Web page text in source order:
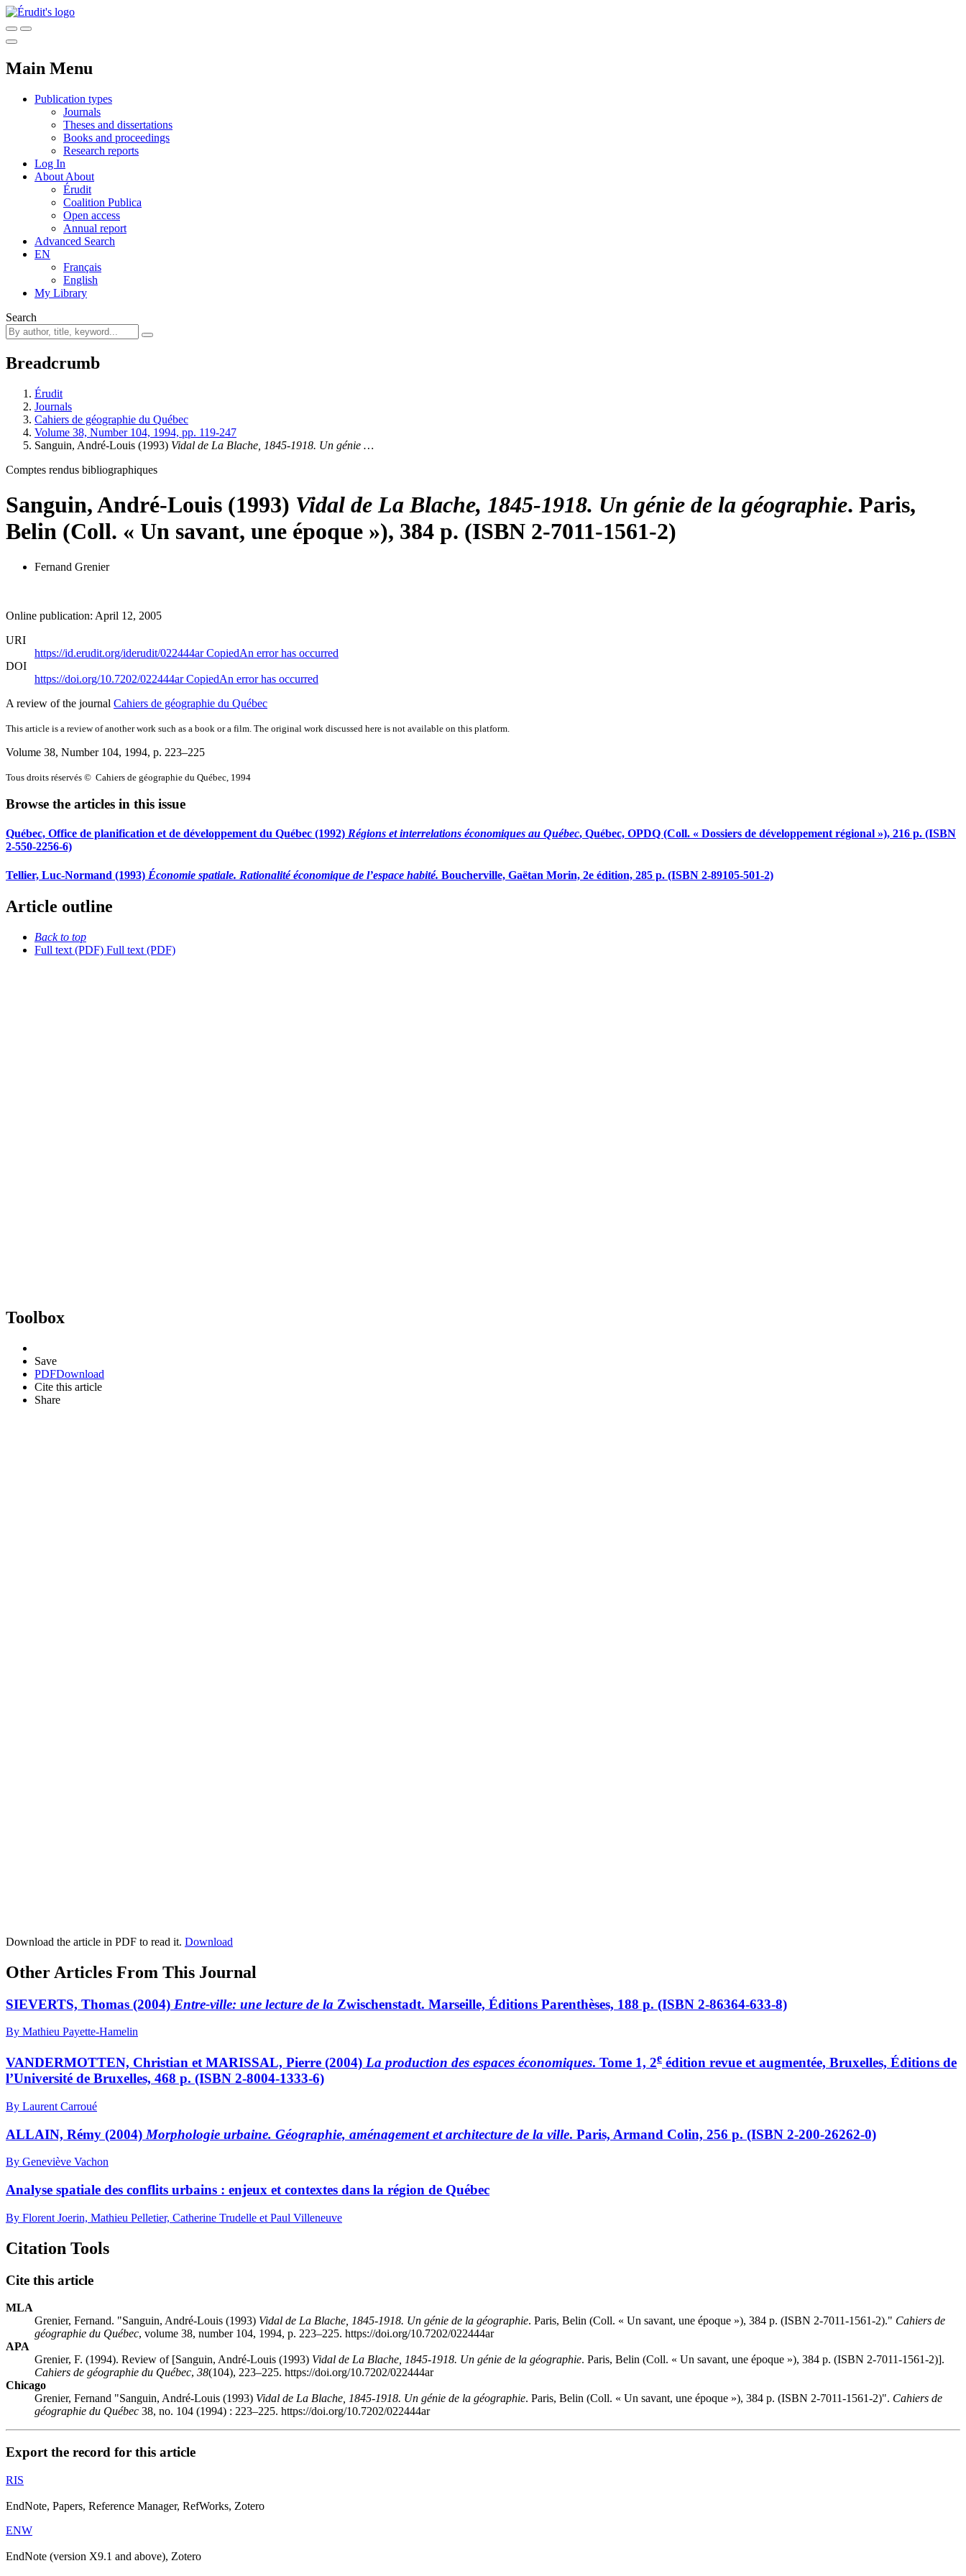
Main Menu
Publication types
Journals
Theses and dissertations
Books and proceedings
Research reports
Log In
About About
Érudit
Coalition Publica
Open access
Annual report
Advanced Search
EN
Français
English
My Library
Search
Breadcrumb
Érudit
Journals
Cahiers de géographie du Québec
Volume 38, Number 104, 1994, pp. 119-247
Sanguin, André-Louis (1993) Vidal de La Blache, 1845-1918. Un génie …
Comptes rendus bibliographiques
Sanguin, André-Louis (1993) Vidal de La Blache, 1845-1918. Un génie de la géographie. Paris,
Belin (Coll. « Un savant, une époque »), 384 p. (ISBN 2-7011-1561-2)
Fernand Grenier
Online publication: April 12, 2005
URI
https://id.erudit.org/iderudit/022444arCopiedAn error has occurred
DOI
https://doi.org/10.7202/022444arCopiedAn error has occurred
A review of the journal Cahiers de géographie du Québec
This article is a review of another work such as a book or a film. The original work discussed here is not available on this platform.
Volume 38, Number 104, 1994, p. 223–225
Tous droits réservés © Cahiers de géographie du Québec, 1994
Browse the articles in this issue
Québec, Office de planification et de développement du Québec (1992) Régions et interrelations économiques au Québec, Québec, OPDQ (Coll. « Dossiers de développement régional »), 216 p. (ISBN
2-550-2256-6)
Tellier, Luc-Normand (1993) Économie spatiale. Rationalité économique de l’espace habité. Boucherville, Gaëtan Morin, 2e édition, 285 p. (ISBN 2-89105-501-2)
Article outline
Back to top
Full text (PDF) Full text (PDF)
Toolbox
Save
PDFDownload
Cite this article
Share
Download the article in PDF to read it. Download
Other Articles From This Journal
SIEVERTS, Thomas (2004) Entre-ville: une lecture de la Zwischenstadt. Marseille, Éditions Parenthèses, 188 p. (ISBN 2-86364-633-8)
By Mathieu Payette-Hamelin
VANDERMOTTEN, Christian et MARISSAL, Pierre (2004) La production des espaces économiques. Tome 1, 2e édition revue et augmentée, Bruxelles, Éditions de
l’Université de Bruxelles, 468 p. (ISBN 2-8004-1333-6)
By Laurent Carroué
ALLAIN, Rémy (2004) Morphologie urbaine. Géographie, aménagement et architecture de la ville. Paris, Armand Colin, 256 p. (ISBN 2-200-26262-0)
By Geneviève Vachon
Analyse spatiale des conflits urbains : enjeux et contextes dans la région de Québec
By Florent Joerin, Mathieu Pelletier, Catherine Trudelle et Paul Villeneuve
Citation Tools
Cite this article
MLA
Grenier, Fernand. "Sanguin, André-Louis (1993) Vidal de La Blache, 1845-1918. Un génie de la géographie. Paris, Belin (Coll. « Un savant, une époque »), 384 p. (ISBN 2-7011-1561-2)." Cahiers de
géographie du Québec, volume 38, number 104, 1994, p. 223–225. https://doi.org/10.7202/022444ar
APA
Grenier, F. (1994). Review of [Sanguin, André-Louis (1993) Vidal de La Blache, 1845-1918. Un génie de la géographie. Paris, Belin (Coll. « Un savant, une époque »), 384 p. (ISBN 2-7011-1561-2)].
Cahiers de géographie du Québec, 38(104), 223–225. https://doi.org/10.7202/022444ar
Chicago
Grenier, Fernand "Sanguin, André-Louis (1993) Vidal de La Blache, 1845-1918. Un génie de la géographie. Paris, Belin (Coll. « Un savant, une époque »), 384 p. (ISBN 2-7011-1561-2)". Cahiers de
géographie du Québec 38, no. 104 (1994) : 223–225. https://doi.org/10.7202/022444ar
Export the record for this article
RIS
EndNote, Papers, Reference Manager, RefWorks, Zotero
ENW
EndNote (version X9.1 and above), Zotero